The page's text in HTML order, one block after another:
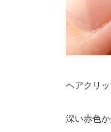
ヘアクリ
深い赤色